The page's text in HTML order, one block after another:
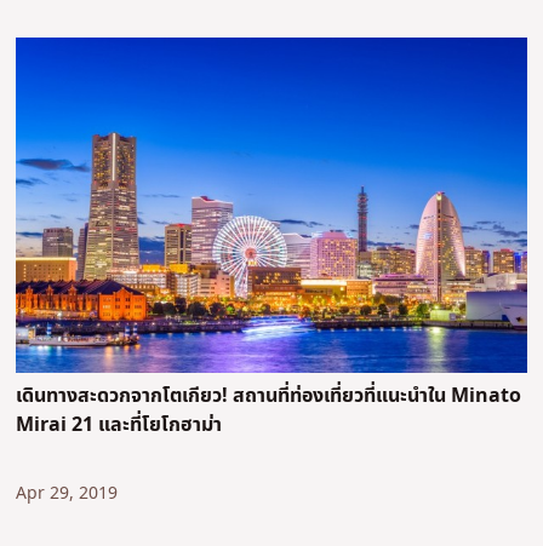
เดินทางสะดวกจากโตเกียว! สถานที่ท่องเที่ยวที่แนะนำใน Minato
Mirai 21 และที่โยโกฮาม่า
Apr 29, 2019